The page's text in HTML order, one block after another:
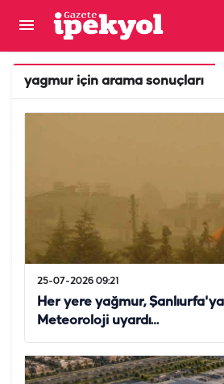
yagmur için arama sonuçları
25-07-2026 09:21
Her yere yağmur,
Meteoroloji uyardı…